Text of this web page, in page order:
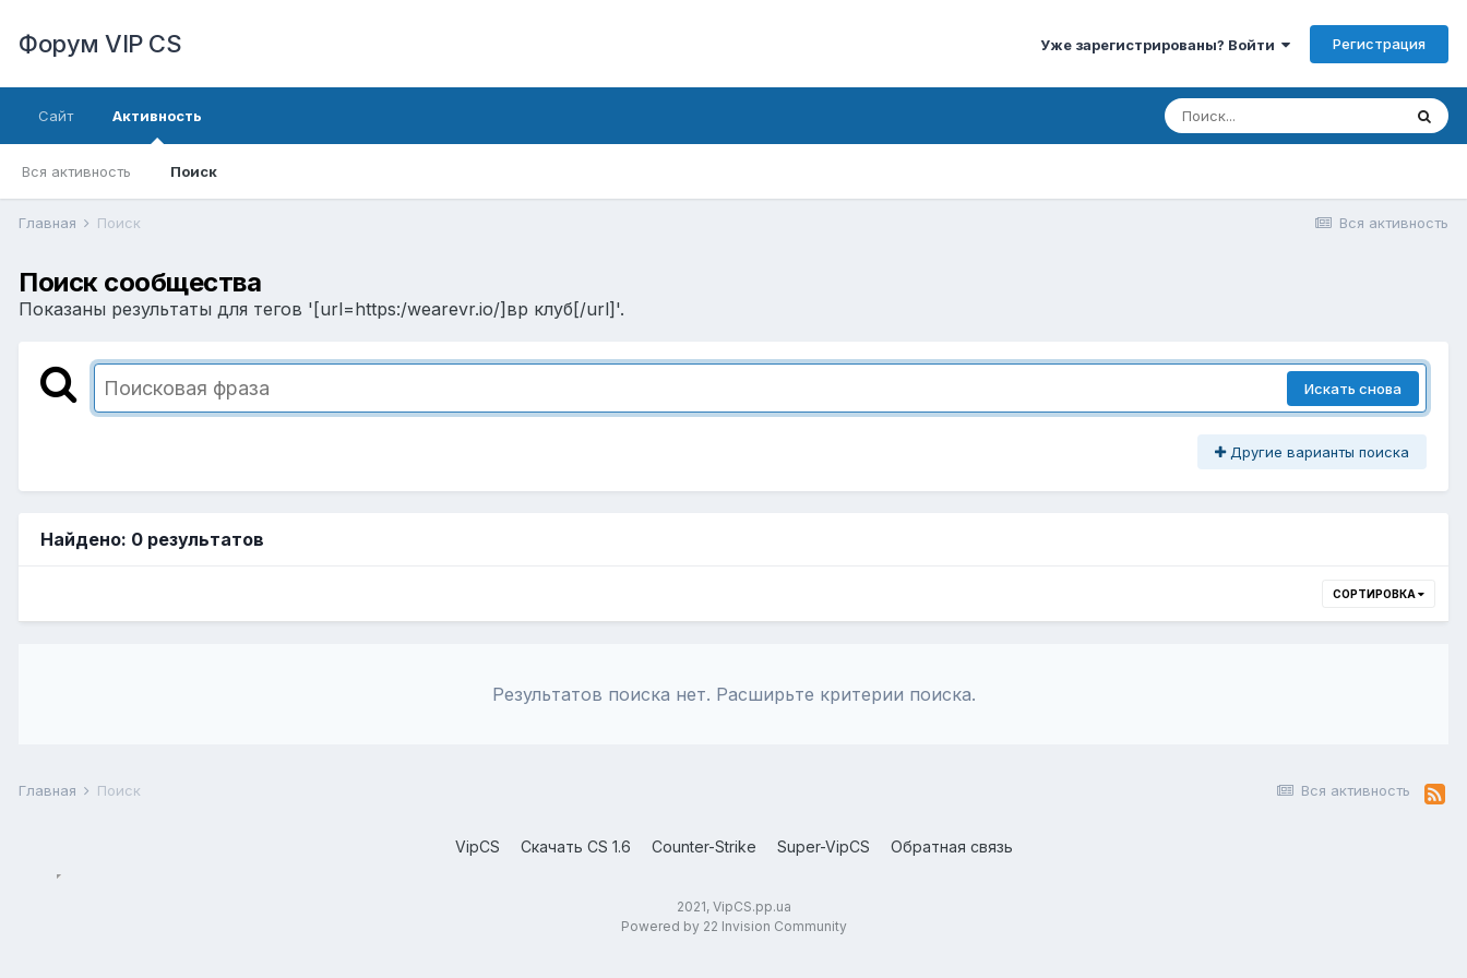
Форум VIP CS Уже зарегистрированы? Войти Регистрация
Сайт Активность
Вся активность Поиск
Вся активность
Главная Поиск
Поиск сообщества
Показаны результаты для тегов '[url=https:/wearevr.io/]вр клуб[/url]'.
Искать снова
Другие варианты поиска
Найдено: 0 результатов
СОРТИРОВКА
Результатов поиска нет. Расширьте критерии поиска.
Вся активность
Главная Поиск
VipCS Скачать CS 1.6 Counter-Strike Super-VipCS Обратная связь
2021, VipCS.pp.ua
Powered by 22 Invision Community